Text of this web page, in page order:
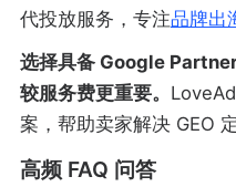
代投放服务，专注品牌出
选择具备 Google
较服务费更重要。
案，帮助卖家解决 GEO
高频 FAQ 问答